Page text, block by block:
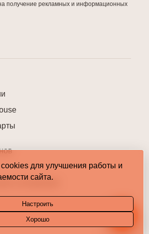
соглашение
получение рекламных и информационных
для улучшения работы и
сайта.
Настроить
Хорошо